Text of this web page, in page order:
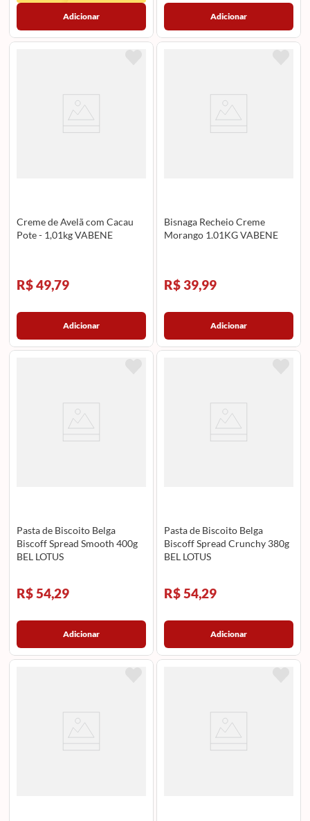
Adicionar Adicionar
Creme de Avelã com Cacau
Pote - 1,01kg VABENE
R$ 49,79
Adicionar
Bisnaga Recheio Creme
Morango 1.01KG VABENE
R$ 39,99
Adicionar
Pasta de Biscoito Belga
Biscoff Spread Smooth 400g
BEL LOTUS
R$ 54,29
Adicionar
Pasta de Biscoito Belga
Biscoff Spread Crunchy 380g
BEL LOTUS
R$ 54,29
Adicionar